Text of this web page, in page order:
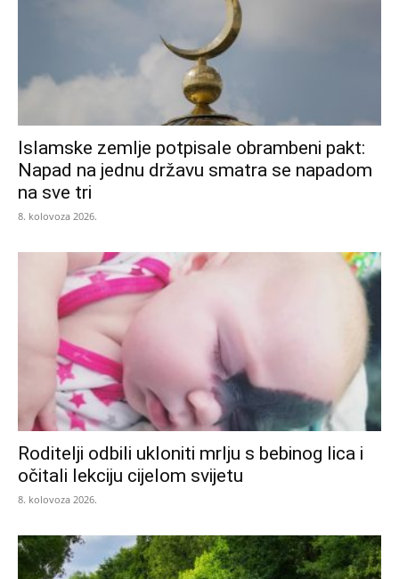
Islamske zemlje potpisale obrambeni pakt:
Napad na jednu državu smatra se napadom
na sve tri
8. kolovoza 2026.
Roditelji odbili ukloniti mrlju s bebinog lica i
očitali lekciju cijelom svijetu
8. kolovoza 2026.